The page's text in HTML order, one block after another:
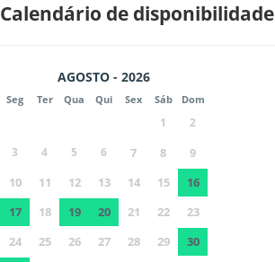
Calendário de disponibilidade
AGOSTO - 2026
Seg Ter Qua Qui Sex Sáb Dom
1
2
3
4 5 6 7 8
9
10
11 12 13 14 15
16
17
18 19 20 21 22
23
24
25 26 27 28 29 30